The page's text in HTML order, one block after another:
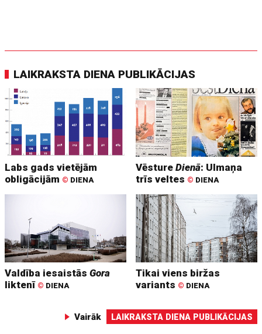
LAIKRAKSTA DIENA PUBLIKĀCIJAS
Labs gads vietējām
obligācijām © DIENA
VēstureDienā: Ulmaņa
trīs veltes © DIENA
Valdība iesaistāsGora
liktenī © DIENA
Tikai viens biržas
variants © DIENA
Vairāk LAIKRAKSTA DIENA PUBLIKĀCIJAS